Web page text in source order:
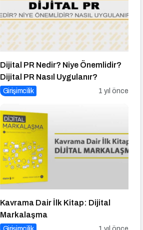
Dijital PR Nedir? Niye Önemlidir?
Dijital PR Nasıl Uygulanır?
Girişimcilik 1 yıl önce
Kavrama Dair İlk Kitap: Dijital
Markalaşma